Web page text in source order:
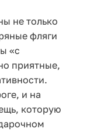
не только
фляги
«с
приятные,
и на
которую